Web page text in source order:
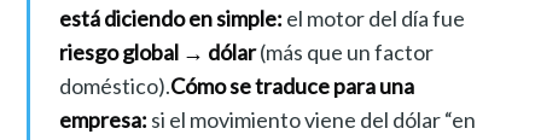
está diciendo en simple: el motor del día fue
riesgo global → dólar(más que un factor
doméstico).Cómo se traduce para una
empresa: si el movimiento viene del dólar “en